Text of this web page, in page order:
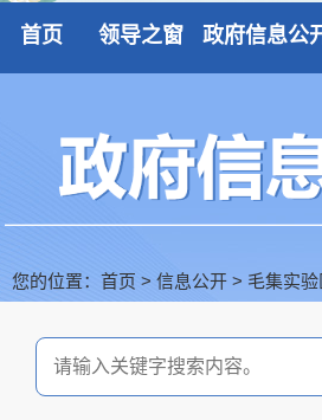
首页 领导之窗 政府信息公
您的位置： 首页 > 信息公开 > 毛集实